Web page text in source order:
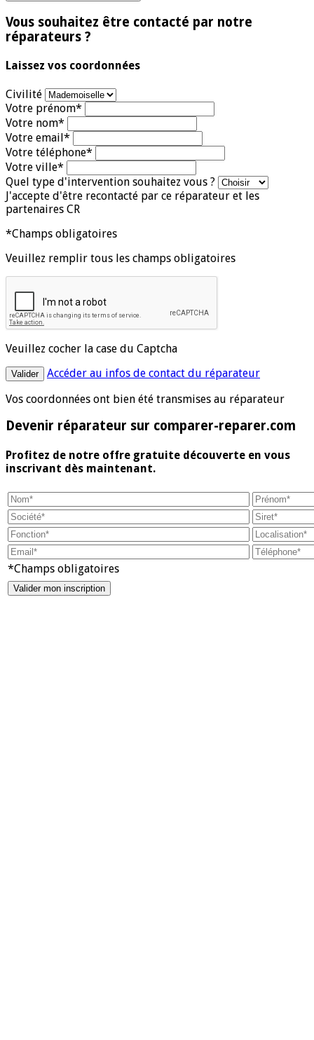
Vous souhaitez être contacté par notre
réparateurs ?
Laissez vos coordonnées
Civilité
Votre prénom*
Votre nom*
Votre email*
Votre téléphone*
Votre ville*
Quel type d'intervention souhaitez vous ?
J'accepte d'être recontacté par ce réparateur et les
partenaires CR
*Champs obligatoires
Veuillez remplir tous les champs obligatoires
Veuillez cocher la case du Captcha
Accéder au infos de contact du réparateur
Vos coordonnées ont bien été transmises au réparateur
Devenir réparateur sur comparer-reparer.com
Profitez de notre offre gratuite découverte en vous
inscrivant dès maintenant.
*Champs obligatoires